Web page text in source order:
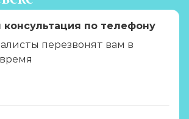
консультация по телефону
перезвонят вам в